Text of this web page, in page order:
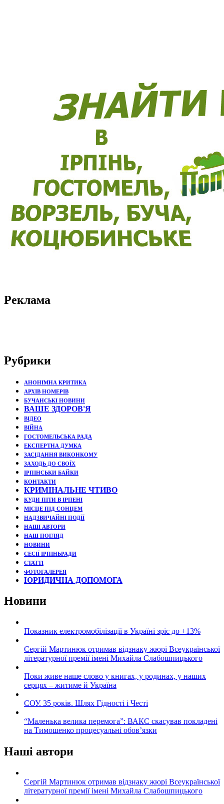
Реклама
Рубрики
АНОНІМНА КРИТИКА
АРХІВ НОМЕРІВ
БУЧАНСЬКІ НОВИНИ
ВАШЕ ЗДОРОВ'Я
ВІДЕО
ВІЙНА
ГОСТОМЕЛЬСЬКА РАДА
ЕКСПЕРТНА ДУМКА
ЗАСІДАННЯ ВИКОНКОМУ
ЗАХОДЬ ДО СВОЇХ
ІРПІНСЬКИ БАЙКИ
КОНТАКТИ
КРИМІНАЛЬНЕ ЧТИВО
КУДИ ПІТИ В ІРПЕНІ
МІСЦЕ ПІД СОНЦЕМ
НАДЗВИЧАЙНІ ПОДЇЇ
НАШІ АВТОРИ
НАШ ПОГЛЯД
НОВИНИ
СЕСІЇ ІРПІНЬРАДИ
СТАТТІ
ФОТОГАЛЕРЕЯ
ЮРИДИЧНА ДОПОМОГА
Новини
Показник електромобілізації в Україні зріс до +13%
Сергій Мартинюк отримав відзнаку жюрі Всеукраїнської
літературної премії імені Михайла Слабошпицького
Поки живе наше слово у книгах, у родинах, у наших
серцях – житиме й Україна
СОУ. 35 років. Шлях Гідності і Честі
“Маленька велика перемога”: ВАКС скасував покладені
на Тимошенко процесуальні обов’язки
Наші автори
Сергій Мартинюк отримав відзнаку жюрі Всеукраїнської
літературної премії імені Михайла Слабошпицького